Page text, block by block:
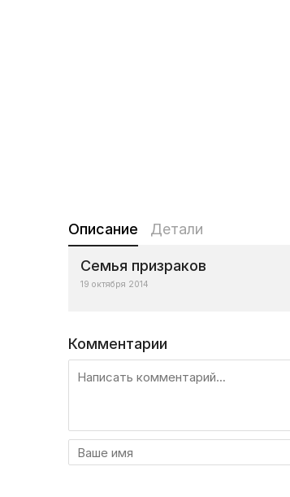
Описание Детали
Семья призраков
19 октября 2014
Комментарии